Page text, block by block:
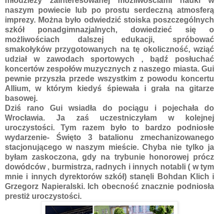
naszym powiecie lub po prostu serdeczną atmosferą
imprezy. Można było odwiedzić stoiska poszczególnych
szkół ponadgimnazjalnych, dowiedzieć się o
możliwościach dalszej edukacji, spróbować
smakołyków przygotowanych na tę okoliczność, wziąć
udział w zawodach sportowych , bądź posłuchać
koncertów zespołów muzycznych z naszego miasta. Gui
pewnie przyszła przede wszystkim z powodu koncertu
Allium, w którym kiedyś śpiewała i grała na gitarze
basowej.
Dziś rano Gui wsiadła do pociągu i pojechała do
Wrocławia. Ja zaś uczestniczyłam w kolejnej
uroczystości. Tym razem było to bardzo podniosłe
wydarzenie- Święto 3 batalionu zmechanizowanego
stacjonującego w naszym mieście. Chyba nie tylko ja
byłam zaskoczona, gdy na trybunie honorowej prócz
dowódców , burmistrza, radnych i innych notabli ( w tym
mnie i innych dyrektorów szkół) stanęli Bohdan Klich i
Grzegorz Napieralski. Ich obecność znacznie podniosła
prestiż uroczystości.